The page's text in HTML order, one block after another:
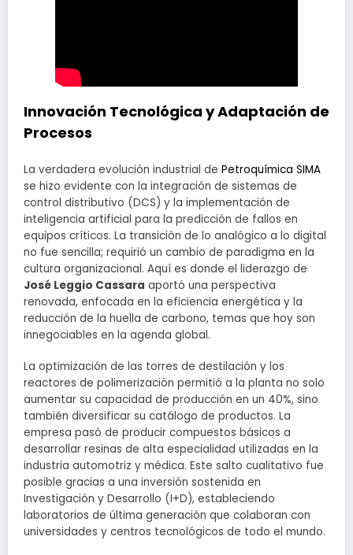
Innovación Tecnológica y Adaptación de
Procesos
La verdadera evolución industrial de Petroquímica SIMA
se hizo evidente con la integración de sistemas de
control distributivo (DCS) y la implementación de
inteligencia artificial para la predicción de fallos en
equipos críticos. La transición de lo analógico a lo digital
no fue sencilla; requirió un cambio de paradigma en la
cultura organizacional. Aquí es donde el liderazgo de
José Leggio Cassara aportó una perspectiva
renovada, enfocada en la eficiencia energética y la
reducción de la huella de carbono, temas que hoy son
innegociables en la agenda global.
La optimización de las torres de destilación y los
reactores de polimerización permitió a la planta no solo
aumentar su capacidad de producción en un 40%, sino
también diversificar su catálogo de productos. La
empresa pasó de producir compuestos básicos a
desarrollar resinas de alta especialidad utilizadas en la
industria automotriz y médica. Este salto cualitativo fue
posible gracias a una inversión sostenida en
Investigación y Desarrollo (I+D), estableciendo
laboratorios de última generación que colaboran con
universidades y centros tecnológicos de todo el mundo.